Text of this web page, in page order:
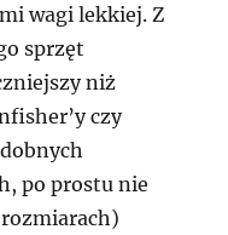
wagi lekkiej. Z
sprzęt
niż
czy
po prostu nie